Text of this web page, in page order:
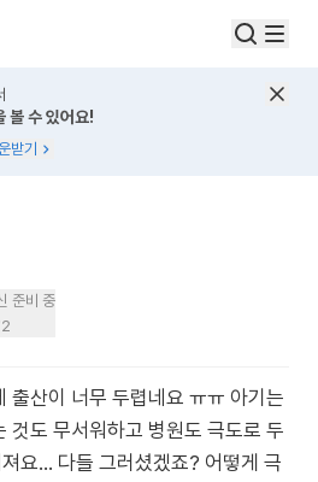
볼 수 있어요!
받기
준비 중
출산이 너무 두렵네요 ㅠㅠ 아기는
것도 무서워하고 병원도 극도로 두
요… 다들 그러셨겠죠? 어떻게 극